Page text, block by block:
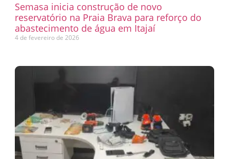
Semasa inicia construção de novo
reservatório na Praia Brava para reforço do
abastecimento de água em Itajaí
4 de fevereiro de 2026